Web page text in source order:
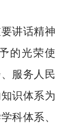
讲话精神
的光荣使
服务人民
识体系为
科体系、